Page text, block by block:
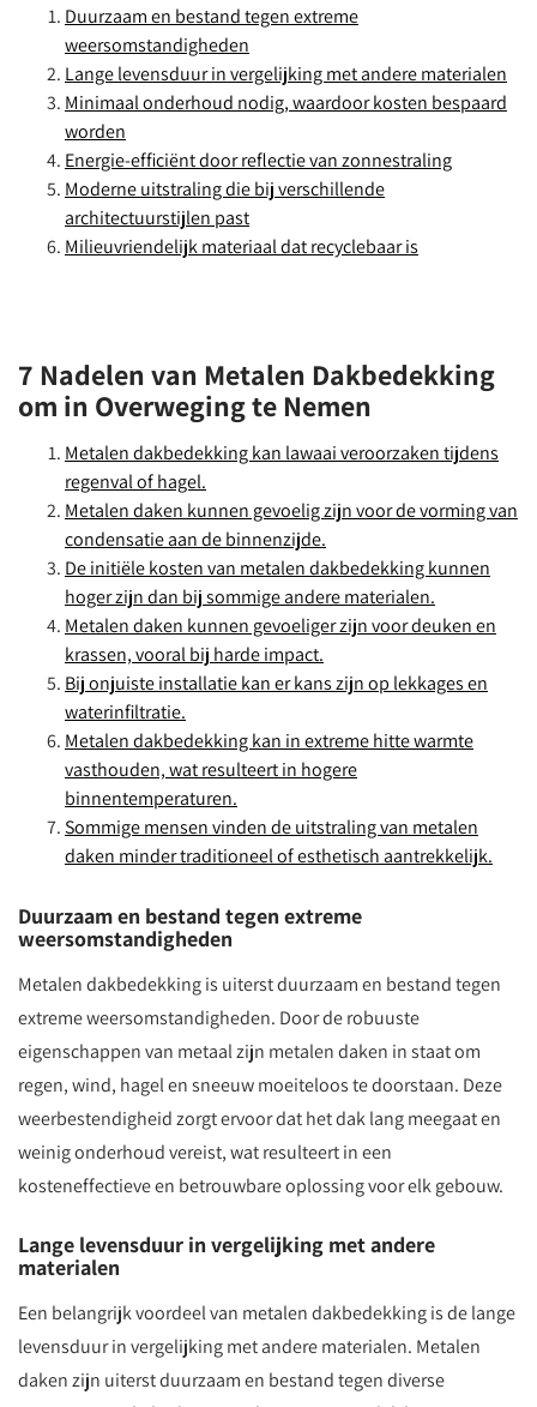
Duurzaam en bestand tegen extreme
weersomstandigheden
Lange levensduur in vergelijking met andere materialen
Minimaal onderhoud nodig, waardoor kosten bespaard
worden
Energie-efficiënt door reflectie van zonnestraling
Moderne uitstraling die bij verschillende
architectuurstijlen past
Milieuvriendelijk materiaal dat recyclebaar is
7 Nadelen van Metalen Dakbedekking
om in Overweging te Nemen
Metalen dakbedekking kan lawaai veroorzaken tijdens
regenval of hagel.
Metalen daken kunnen gevoelig zijn voor de vorming van
condensatie aan de binnenzijde.
De initiële kosten van metalen dakbedekking kunnen
hoger zijn dan bij sommige andere materialen.
Metalen daken kunnen gevoeliger zijn voor deuken en
krassen, vooral bij harde impact.
Bij onjuiste installatie kan er kans zijn op lekkages en
waterinfiltratie.
Metalen dakbedekking kan in extreme hitte warmte
vasthouden, wat resulteert in hogere
binnentemperaturen.
Sommige mensen vinden de uitstraling van metalen
daken minder traditioneel of esthetisch aantrekkelijk.
Duurzaam en bestand tegen extreme
weersomstandigheden
Metalen dakbedekking is uiterst duurzaam en bestand tegen
extreme weersomstandigheden. Door de robuuste
eigenschappen van metaal zijn metalen daken in staat om
regen, wind, hagel en sneeuw moeiteloos te doorstaan. Deze
weerbestendigheid zorgt ervoor dat het dak lang meegaat en
weinig onderhoud vereist, wat resulteert in een
kosteneffectieve en betrouwbare oplossing voor elk gebouw.
Lange levensduur in vergelijking met andere
materialen
Een belangrijk voordeel van metalen dakbedekking is de lange
levensduur in vergelijking met andere materialen. Metalen
daken zijn uiterst duurzaam en bestand tegen diverse